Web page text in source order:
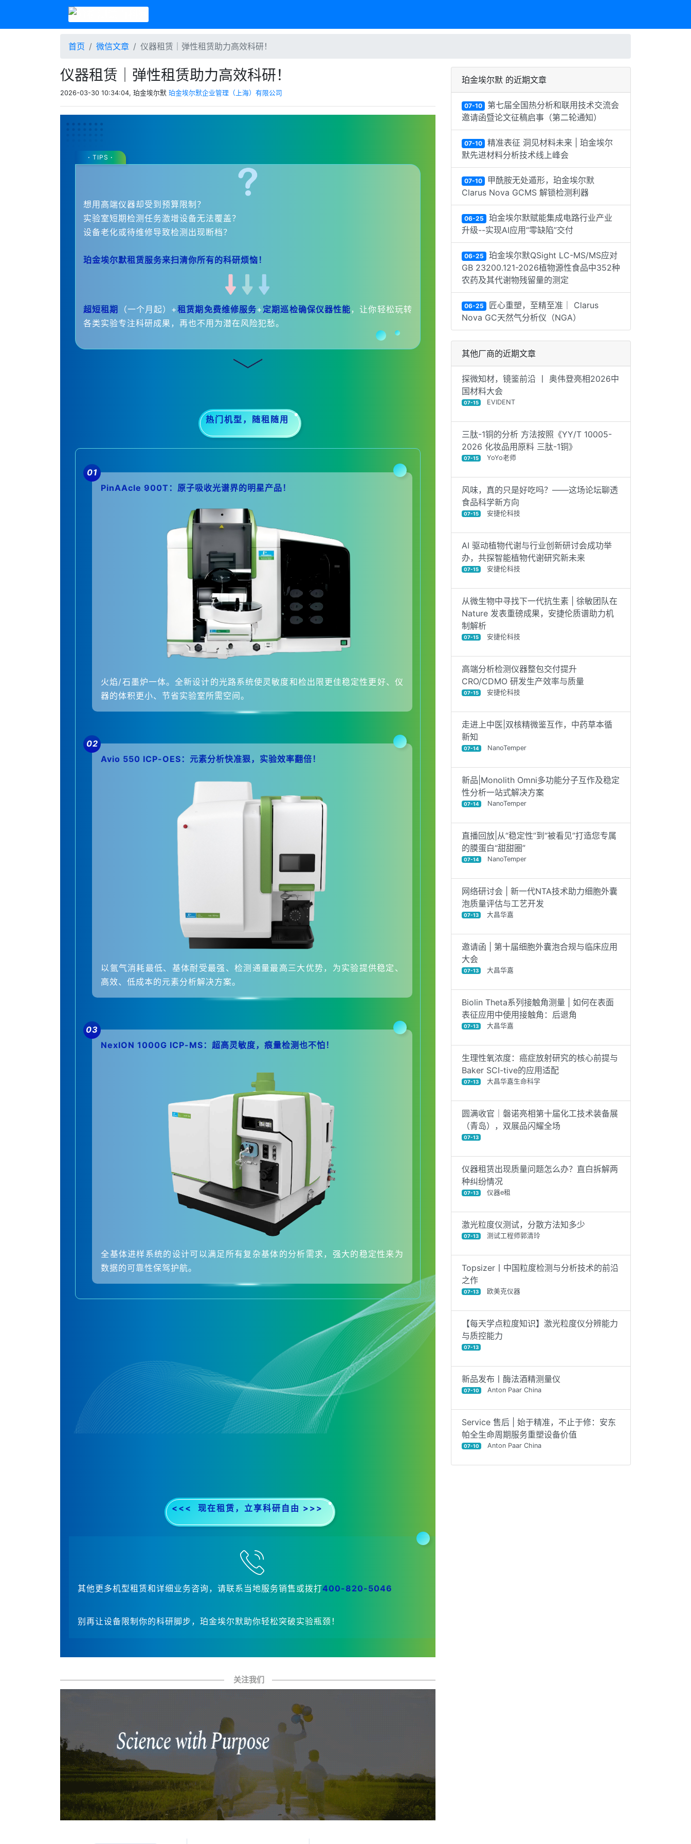
首页 微信文章 仪器租赁｜弹性租赁助力高效科研！
仪器租赁｜弹性租赁助力高效科研！
2026-03-30 10:34:04, 珀金埃尔默 珀金埃尔默企业管理（上海）有限公司
·TIPS·
想用高端仪器却受到预算限制？
实验室短期检测任务激增设备无法覆盖？
设备老化或待维修导致检测出现断档？
珀金埃尔默租赁服务来扫清你所有的科研烦恼！
超短租期 （一个月起）+租赁期免费维修服务+ 定期巡检确保仪器性能 ，让你轻松玩转
各类实验专注科研成果，再也不用为潜在风险犯愁。
热门机型，随租随用
01
PinAAcle 900T：原子吸收光谱界的明星产品！
火焰/石墨炉一体。全新设计的光路系统使灵敏度和检出限更佳稳定性更好、仪
器的体积更小、节省实验室所需空间。
02
Avio 550 ICP-OES：元素分析快准狠，实验效率翻倍！
以氩气消耗最低、基体耐受最强、检测通量最高三大优势，为实验提供稳定、
高效、低成本的元素分析解决方案。
03
NexION 1000G ICP-MS：超高灵敏度，痕量检测也不怕！
全基体进样系统的设计可以满足所有复杂基体的分析需求，强大的稳定性来为
数据的可靠性保驾护航。
<<< 现在租赁，立享科研自由 >>>
其他更多机型租赁和详细业务咨询，请联系当地服务销售或拨打400-820-5046
别再让设备限制你的科研脚步，珀金埃尔默助你轻松突破实验瓶颈！
关注我们
珀金埃尔默 的近期文章
07-10 第七届全国热分析和联用技术交流会
邀请函暨论文征稿启事（第二轮通知）
07-10 精准表征 洞见材料未来 | 珀金埃尔
默先进材料分析技术线上峰会
07-10 甲酰胺无处遁形，珀金埃尔默
Clarus Nova GCMS 解锁检测利器
06-25 珀金埃尔默赋能集成电路行业产业
升级--实现AI应用“零缺陷”交付
06-25 珀金埃尔默QSight LC-MS/MS应对
GB 23200.121-2026植物源性食品中352种
农药及其代谢物残留量的测定
06-25 匠心重塑，至精至准｜ Clarus
Nova GC天然气分析仪（NGA）
其他厂商的近期文章
探微知材，镜鉴前沿 丨 奥伟登亮相2026中
国材料大会
07-15 EVIDENT
三肽-1铜的分析 方法按照《YY/T 10005-
2026 化妆品用原料 三肽-1铜》
07-15 YoYo老师
风味，真的只是好吃吗？——这场论坛聊透
食品科学新方向
07-15 安捷伦科技
AI 驱动植物代谢与行业创新研讨会成功举
办，共探智能植物代谢研究新未来
07-15 安捷伦科技
从微生物中寻找下一代抗生素 | 徐敏团队在
Nature 发表重磅成果，安捷伦质谱助力机
制解析
07-15 安捷伦科技
高端分析检测仪器整包交付提升
CRO/CDMO 研发生产效率与质量
07-15 安捷伦科技
走进上中医|双核精微鉴互作，中药草本循
新知
07-14 NanoTemper
新品|Monolith Omni多功能分子互作及稳定
性分析一站式解决方案
07-14 NanoTemper
直播回放|从“稳定性”到“被看见”打造您专属
的膜蛋白“甜甜圈”
07-14 NanoTemper
网络研讨会 | 新一代NTA技术助力细胞外囊
泡质量评估与工艺开发
07-13 大昌华嘉
邀请函 | 第十届细胞外囊泡合规与临床应用
大会
07-13 大昌华嘉
Biolin Theta系列接触角测量 | 如何在表面
表征应用中使用接触角：后退角
07-13 大昌华嘉
生理性氧浓度：癌症放射研究的核心前提与
Baker SCI-tive的应用适配
07-13 大昌华嘉生命科学
圆满收官｜磐诺亮相第十届化工技术装备展
（青岛），双展品闪耀全场
07-13
仪器租赁出现质量问题怎么办？直白拆解两
种纠纷情况
07-13 仪器e租
激光粒度仪测试，分散方法知多少
07-13 测试工程师郭清玲
Topsizer丨中国粒度检测与分析技术的前沿
之作
07-13 欧美克仪器
【每天学点粒度知识】激光粒度仪分辨能力
与质控能力
07-13
新品发布丨酶法酒精测量仪
07-10 Anton Paar China
Service 售后 | 始于精准，不止于修：安东
帕全生命周期服务重塑设备价值
07-10 Anton Paar China